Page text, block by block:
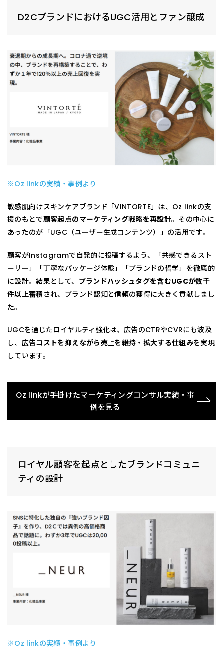
D2CブランドにおけるUGC活用とファン醸成
※Oz linkの実績・事例より
敏感肌向けスキンケアブランド「VINTORTE」は、Oz linkの支
援のもとで顧客起点のマーケティング戦略を再設計。その中心に
あったのが「UGC（ユーザー生成コンテンツ）」の活用です。
顧客がInstagramで自発的に投稿するよう、「共感できるスト
ーリー」「丁寧なパッケージ体験」「ブランドの哲学」を徹底的
に設計。結果として、 ブランドハッシュタグを含むUGCが数千
件以上蓄積され、ブランド認知と信頼の獲得に大きく貢献しまし
た。
UGCを通じたロイヤルティ強化は、広告のCTRやCVRにも波及
し、 広告コストを抑えながら売上を維持・拡大する仕組みを実現
しています。
Oz linkが手掛けたマーケティングコンサル実績・事
例を見る
ロイヤル顧客を起点としたブランドコミュニ
ティの設計
※Oz linkの実績・事例より